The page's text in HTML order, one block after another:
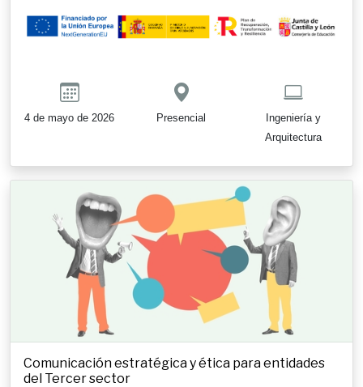
4 de mayo de 2026 Presencial
Ingeniería y
Arquitectura
Comunicación estratégica y ética para entidades
del Tercer sector